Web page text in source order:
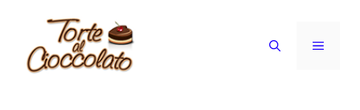
contenuto
MENU